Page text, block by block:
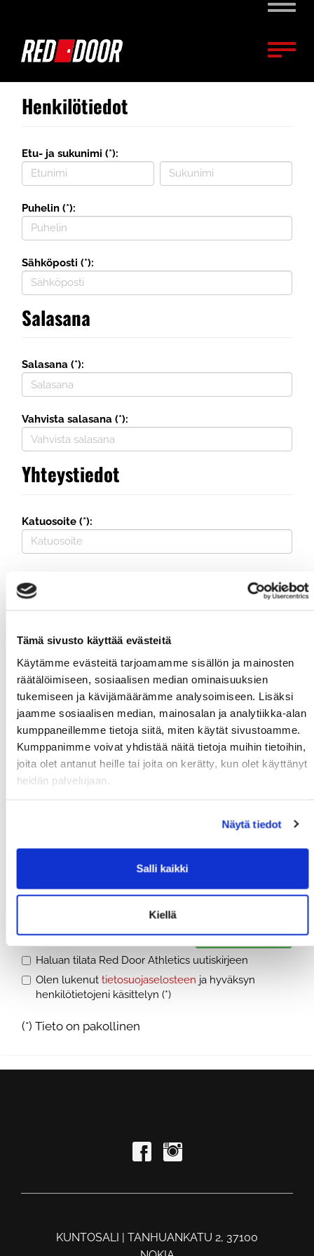
Tämä sivusto käyttää evästeitä
Käytämme evästeitä tarjoamamme sisällön ja mainosten
räätälöimiseen, sosiaalisen median ominaisuuksien
tukemiseen ja kävijämäärämme analysoimiseen. Lisäksi
jaamme sosiaalisen median, mainosalan ja analytiikka-alan
kumppaneillemme tietoja siitä, miten käytät sivustoamme.
Kumppanimme voivat yhdistää näitä tietoja muihin tietoihin,
joita olet antanut heille tai joita on kerätty, kun olet käyttänyt
heidän palvelujaan.
Näytä tiedot
Salli kaikki
Kiellä
Henkilötiedot
Etu- ja sukunimi (*):
Puhelin (*):
Sähköposti (*):
Salasana
Salasana (*):
Vahvista salasana (*):
Yhteystiedot
Katuosoite (*):
Suomi
Lisätiedot
Rekisteröidy
Haluan tilata Red Door Athletics uutiskirjeen
Olen lukenut tietosuojaselosteen ja hyväksyn
henkilötietojeni käsittelyn (*)
(*) Tieto on pakollinen
KUNTOSALI | TANHUANKATU 2, 37100